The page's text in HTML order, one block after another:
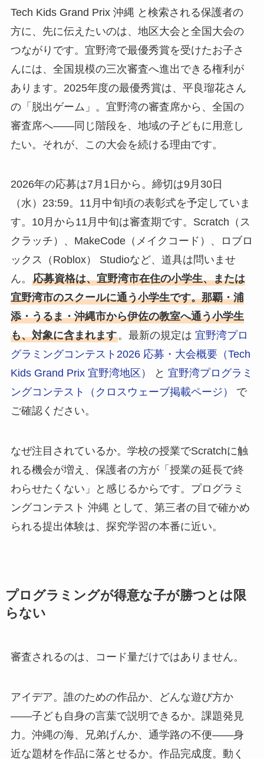
Tech Kids Grand Prix 沖縄 と検索される保護者の
方に、先に伝えたいのは、地区大会と全国大会の
つながりです。宜野湾で最優秀賞を受けたお子さ
んには、全国規模の三次審査へ進出できる権利が
あります。2025年度の最優秀賞は、平良瑠花さん
の「脱出ゲーム」。宜野湾の審査席から、全国の
審査席へ——同じ階段を、地域の子どもに用意し
たい。それが、この大会を続ける理由です。
2026年の応募は7月1日から。締切は9月30日
（水）23:59。11月中旬頃の表彰式を予定していま
す。10月から11月中旬は審査期です。Scratch（ス
クラッチ）、MakeCode（メイクコード）、ロブロ
ックス（Roblox） Studioなど、道具は問いませ
ん。 応募資格は、宜野湾市在住の小学生、または
宜野湾市のスクールに通う小学生です。那覇・浦
添・うるま・沖縄市から伊佐の教室へ通う小学生
も、対象に含まれます。最新の規定は 宜野湾プロ
グラミングコンテスト2026 応募・大会概要（Tech
Kids Grand Prix 宜野湾地区）
と 宜野湾プログラミ
ングコンテスト（クロスウェーブ掲載ページ）
で
ご確認ください。
なぜ注目されているか。学校の授業でScratchに触
れる機会が増え、保護者の方が「授業の延長で終
わらせたくない」と感じるからです。プログラミ
ングコンテスト 沖縄 として、第三者の目で確かめ
られる提出体験は、探究学習の本番に近い。
プログラミングが得意な子が勝つとは限
らない
審査されるのは、コード量だけではありません。
アイデア。誰のための作品か、どんな遊び方か
——子ども自身の言葉で説明できるか。課題発見
力。沖縄の海、兄弟げんか、通学路の不便——身
近な題材を作品に落とせるか。作品完成度。動く